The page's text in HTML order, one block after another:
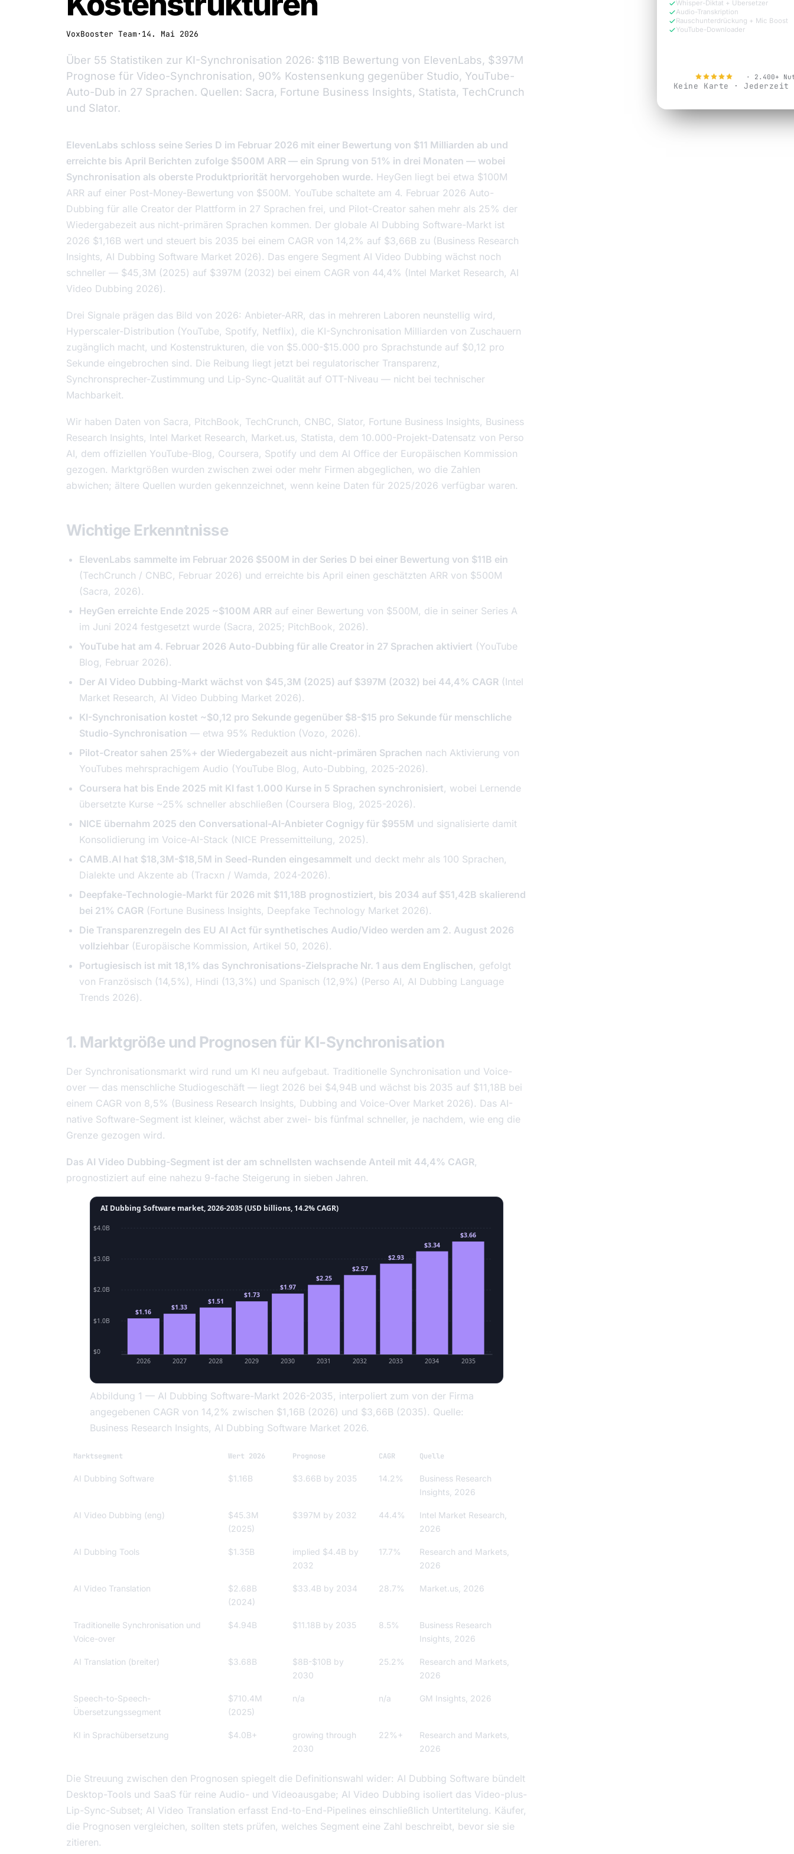
VoxBooster Team · 14. Mai 2026
Über 55 Statistiken zur KI-Synchronisation 2026: $11B Bewertung von ElevenLabs, $397M
Prognose für Video-Synchronisation, 90% Kostensenkung gegenüber Studio, YouTube-
Auto-Dub in 27 Sprachen. Quellen: Sacra, Fortune Business Insights, Statista, TechCrunch
und Slator.
ElevenLabs schloss seine Series D im Februar 2026 mit einer Bewertung von $11 Milliarden ab und
erreichte bis April Berichten zufolge $500M ARR — ein Sprung von 51% in drei Monaten — wobei
Synchronisation als oberste Produktpriorität hervorgehoben wurde. HeyGen liegt bei etwa $100M
ARR auf einer Post-Money-Bewertung von $500M. YouTube schaltete am 4. Februar 2026 Auto-
Dubbing für alle Creator der Plattform in 27 Sprachen frei, und Pilot-Creator sahen mehr als 25% der
Wiedergabezeit aus nicht-primären Sprachen kommen. Der globale AI Dubbing Software-Markt ist
2026 $1,16B wert und steuert bis 2035 bei einem CAGR von 14,2% auf $3,66B zu (Business Research
Insights, AI Dubbing Software Market 2026). Das engere Segment AI Video Dubbing wächst noch
schneller — $45,3M (2025) auf $397M (2032) bei einem CAGR von 44,4% (Intel Market Research, AI
Video Dubbing 2026).
Drei Signale prägen das Bild von 2026: Anbieter-ARR, das in mehreren Laboren neunstellig wird,
Hyperscaler-Distribution (YouTube, Spotify, Netflix), die KI-Synchronisation Milliarden von Zuschauern
zugänglich macht, und Kostenstrukturen, die von $5.000-$15.000 pro Sprachstunde auf $0,12 pro
Sekunde eingebrochen sind. Die Reibung liegt jetzt bei regulatorischer Transparenz,
Synchronsprecher-Zustimmung und Lip-Sync-Qualität auf OTT-Niveau — nicht bei technischer
Machbarkeit.
Wir haben Daten von Sacra, PitchBook, TechCrunch, CNBC, Slator, Fortune Business Insights, Business
Research Insights, Intel Market Research, Market.us, Statista, dem 10.000-Projekt-Datensatz von Perso
AI, dem offiziellen YouTube-Blog, Coursera, Spotify und dem AI Office der Europäischen Kommission
gezogen. Marktgrößen wurden zwischen zwei oder mehr Firmen abgeglichen, wo die Zahlen
abwichen; ältere Quellen wurden gekennzeichnet, wenn keine Daten für 2025/2026 verfügbar waren.
Wichtige Erkenntnisse
ElevenLabs sammelte im Februar 2026 $500M in der Series D bei einer Bewertung von $11B ein
(TechCrunch / CNBC, Februar 2026) und erreichte bis April einen geschätzten ARR von $500M
(Sacra, 2026).
HeyGen erreichte Ende 2025 ~$100M ARR auf einer Bewertung von $500M, die in seiner Series A
im Juni 2024 festgesetzt wurde (Sacra, 2025; PitchBook, 2026).
YouTube hat am 4. Februar 2026 Auto-Dubbing für alle Creator in 27 Sprachen aktiviert (YouTube
Blog, Februar 2026).
Der AI Video Dubbing-Markt wächst von $45,3M (2025) auf $397M (2032) bei 44,4% CAGR (Intel
Market Research, AI Video Dubbing Market 2026).
KI-Synchronisation kostet ~$0,12 pro Sekunde gegenüber $8-$15 pro Sekunde für menschliche
Studio-Synchronisation — etwa 95% Reduktion (Vozo, 2026).
Pilot-Creator sahen 25%+ der Wiedergabezeit aus nicht-primären Sprachen nach Aktivierung von
YouTubes mehrsprachigem Audio (YouTube Blog, Auto-Dubbing, 2025-2026).
Coursera hat bis Ende 2025 mit KI fast 1.000 Kurse in 5 Sprachen synchronisiert, wobei Lernende
übersetzte Kurse ~25% schneller abschließen (Coursera Blog, 2025-2026).
NICE übernahm 2025 den Conversational-AI-Anbieter Cognigy für $955M und signalisierte damit
Konsolidierung im Voice-AI-Stack (NICE Pressemitteilung, 2025).
CAMB.AI hat $18,3M-$18,5M in Seed-Runden eingesammelt und deckt mehr als 100 Sprachen,
Dialekte und Akzente ab (Tracxn / Wamda, 2024-2026).
Deepfake-Technologie-Markt für 2026 mit $11,18B prognostiziert, bis 2034 auf $51,42B skalierend
bei 21% CAGR (Fortune Business Insights, Deepfake Technology Market 2026).
Die Transparenzregeln des EU AI Act für synthetisches Audio/Video werden am 2. August 2026
vollziehbar (Europäische Kommission, Artikel 50, 2026).
Portugiesisch ist mit 18,1% das Synchronisations-Zielsprache Nr. 1 aus dem Englischen, gefolgt
von Französisch (14,5%), Hindi (13,3%) und Spanisch (12,9%) (Perso AI, AI Dubbing Language
Trends 2026).
1. Marktgröße und Prognosen für KI-Synchronisation
Der Synchronisationsmarkt wird rund um KI neu aufgebaut. Traditionelle Synchronisation und Voice-
over — das menschliche Studiogeschäft — liegt 2026 bei $4,94B und wächst bis 2035 auf $11,18B bei
einem CAGR von 8,5% (Business Research Insights, Dubbing and Voice-Over Market 2026). Das AI-
native Software-Segment ist kleiner, wächst aber zwei- bis fünfmal schneller, je nachdem, wie eng die
Grenze gezogen wird.
Das AI Video Dubbing-Segment ist der am schnellsten wachsende Anteil mit 44,4% CAGR,
prognostiziert auf eine nahezu 9-fache Steigerung in sieben Jahren.
AI Dubbing Software market, 2026-2035 (USD billions, 14.2% CAGR)
$4.0B
$3.0B
$2.0B
$1.0B
$0
$1.16
$1.33
$1.51
$1.73
$1.97
$2.25
$2.57
$2.93
$3.34
$3.66
2026 2027 2028 2029 2030 2031 2032 2033 2034 2035
Abbildung 1 — AI Dubbing Software-Markt 2026-2035, interpoliert zum von der Firma
angegebenen CAGR von 14,2% zwischen $1,16B (2026) und $3,66B (2035). Quelle:
Business Research Insights, AI Dubbing Software Market 2026.
Marktsegment Wert 2026 Prognose CAGR Quelle
AI Dubbing Software $1.16B $3.66B by 2035 14.2%
Business Research
Insights, 2026
AI Video Dubbing (eng)
$45.3M
(2025)
$397M by 2032 44.4%
Intel Market Research,
2026
AI Dubbing Tools $1.35B
implied $4.4B by
2032
17.7%
Research and Markets,
2026
AI Video Translation
$2.68B
(2024)
$33.4B by 2034 28.7% Market.us, 2026
Traditionelle Synchronisation und
Voice-over
$4.94B $11.18B by 2035 8.5%
Business Research
Insights, 2026
AI Translation (breiter) $3.68B
$8B-$10B by
2030
25.2%
Research and Markets,
2026
Speech-to-Speech-
Übersetzungssegment
$710.4M
(2025)
n/a n/a GM Insights, 2026
KI in Sprachübersetzung $4.0B+
growing through
2030
22%+
Research and Markets,
2026
Die Streuung zwischen den Prognosen spiegelt die Definitionswahl wider: AI Dubbing Software bündelt
Desktop-Tools und SaaS für reine Audio- und Videoausgabe; AI Video Dubbing isoliert das Video-plus-
Lip-Sync-Subset; AI Video Translation erfasst End-to-End-Pipelines einschließlich Untertitelung. Käufer,
die Prognosen vergleichen, sollten stets prüfen, welches Segment eine Zahl beschreibt, bevor sie sie
zitieren.
Whisper-Diktat + Übersetzer
Audio-Transkription
Rauschunterdrückung + Mic Boost
YouTube-Downloader
· 2.400+
Keine Karte · Jederzeit